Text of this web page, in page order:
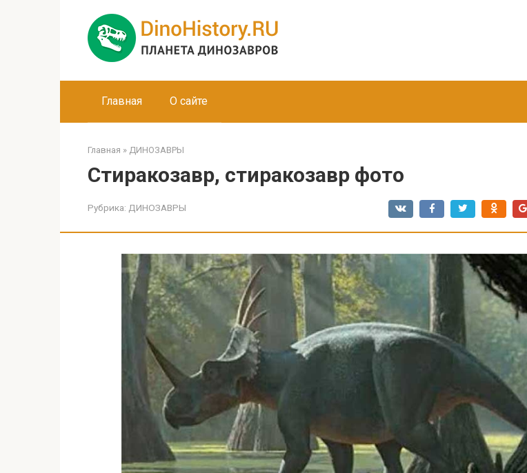
Главная О сайте
Главная » ДИНОЗАВРЫ
Стиракозавр, стиракозавр фото
Рубрика: ДИНОЗАВРЫ